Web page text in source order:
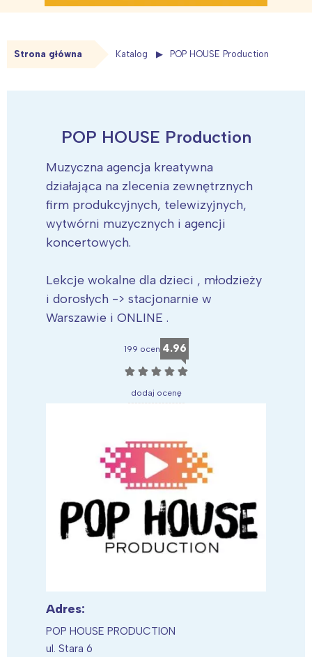
Strona główna Katalog POP HOUSE Production
POP HOUSE Production
Muzyczna agencja kreatywna
działająca na zlecenia zewnętrznych
firm produkcyjnych, telewizyjnych,
wytwórni muzycznych i agencji
koncertowych.
Lekcje wokalne dla dzieci , młodzieży
i dorosłych -> stacjonarnie w
Warszawie i ONLINE .
199 ocen 4.96
☆ ☆ ☆ ☆ ☆
dodaj ocenę
Adres:
POP HOUSE PRODUCTION
ul. Stara 6